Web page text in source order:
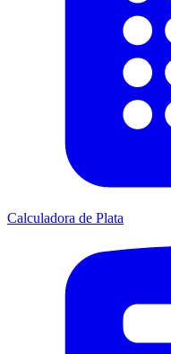
Calculadora de Plata